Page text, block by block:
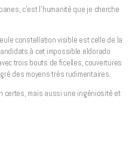
c’est l’humanité que je cherche
constellation visible est celle de la
à cet impossible eldorado
trois bouts de ficelles, couvertures
des moyens très rudimentaires.
certes, mais aussi une ingéniosité et